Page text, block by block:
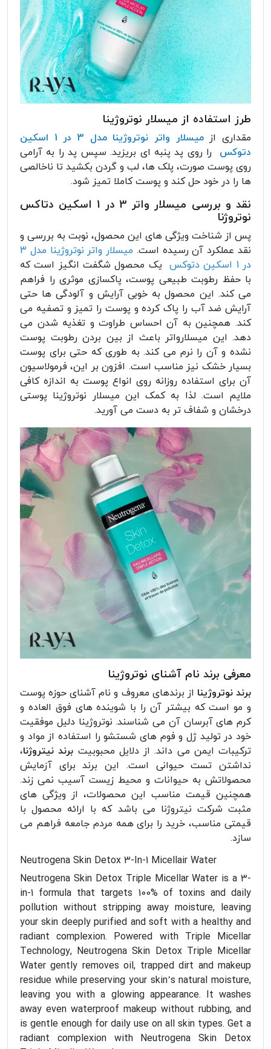
طرز استفاده از میسلار نوتروژینا
مقداری از
میسلار واتر نوتروژینا مدل 3 در 1 اسکین
دتوکس
را روی پد پنبه ای بریزید. سپس پد را به آرامی
روی پوست صورت، پلک ها، لب و گردن بکشید تا ناخالصی
ها را در خود حل کند و پوست کاملا تمیز شود.
نقد و بررسی میسلار واتر 3 در 1 اسکین دتاکس
نوتروژنا
پس از شناخت ویژگی های این محصول، نوبت به بررسی و
نقد عملکرد آن رسیده است.
میسلار واتر نوتروژینا مدل 3
در 1 اسکین دتوکس
یک محصول شگفت انگیز است که
با حفظ رطوبت طبیعی پوست، پاکسازی موثری را فراهم
می کند. این محصول به خوبی آرایش و آلودگی ها حتی
آرایش ضد آب را پاک کرده و پوست را تمیز و تصفیه می
کند. همچنین به آن احساس طراوت و تغذیه شدن می
دهد. این میسلارواتر باعث از بین بردن رطوبت پوست
نشده و آن را نرم می کند. به طوری که حتی برای پوست
بسیار خشک نیز مناسب است. افزون بر این، فرمولاسیون
آن برای استفاده روزانه روی انواع پوست به اندازه کافی
ملایم است. لذا به کمک این میسلار نوتروژینا پوستی
درخشان و شفاف تر به دست می آورید.
معرفی برند نام آشنای نوتروژینا
برند نوتروژینا از برندهای معروف و نام آشنای حوزه پوست
و مو است که بیشتر آن را با شوینده های فوق العاده و
کرم های آبرسان آن می شناسند‌. نوتروژینا دلیل موفقیت
خود در تولید ژل و فوم های شستشو را استفاده از مواد و
ترکیبات ایمن می داند. از دلایل محبوبیت برند نیتروژنا،
نداشتن تست حیوانی است. این برند برای آزمایش
محصولاتش به حیوانات و محیط زیست آسیب نمی زند‌.
همچنین قیمت مناسب این محصولات، از ویژگی های
مثبت شرکت نیتروژنا می باشد که با ارائه محصول با
قیمتی مناسب، خرید را برای همه مردم جامعه فراهم می
سازد.
Neutrogena Skin Detox 3-In-1 Micellair Water
Neutrogena Skin Detox Triple Micellar Water is a 3-
in-1 formula that targets 100% of toxins and daily
pollution without stripping away moisture, leaving
your skin deeply purified and soft with a healthy and
radiant complexion. Powered with Triple Micellar
Technology, Neutrogena Skin Detox Triple Micellar
Water gently removes oil, trapped dirt and makeup
residue while preserving your skin’s natural moisture,
leaving you with a glowing appearance. It washes
away even waterproof makeup without rubbing, and
is gentle enough for daily use on all skin types. Get a
radiant complexion with Neutrogena Skin Detox